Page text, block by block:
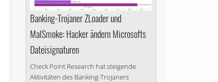
Banking-Trojaner ZLoader und
MalSmoke: Hacker ändern Microsofts
Dateisignaturen
Check Point Research hat steigende
Aktivitäten des Banking-Trojaners